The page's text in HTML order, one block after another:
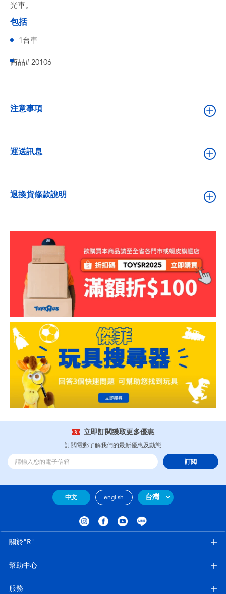
角色收藏
生活雜貨
光車。
包括
1台車
商品# 20106
注意事項
運送訊息
退換貨條款說明
立即訂閲獲取更多優惠
訂閲電郵了解我們的最新優惠及動態
訂閲
中文 english 台灣
關於"R"
幫助中心
服務